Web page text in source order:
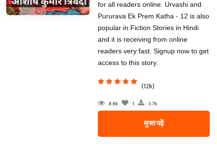
for all readers online. Urvashi and
Pururava Ek Prem Katha - 12 is also
popular in Fiction Stories in Hindi
and it is receiving from online
readers very fast. Signup now to get
access to this story.
(12k)
8.8k 1 3.7k
मुफ्त पढ़ें